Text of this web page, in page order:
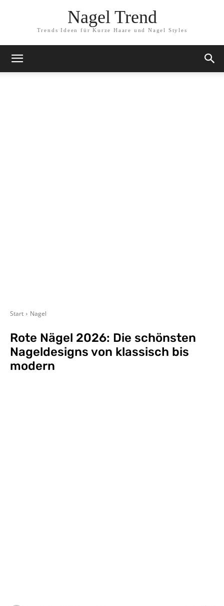
Nagel Trend
Trends Ideen für Kurze Haare und Nagel Styles
Start Nagel
Rote Nägel 2026: Die schönsten
Nageldesigns von klassisch bis
modern